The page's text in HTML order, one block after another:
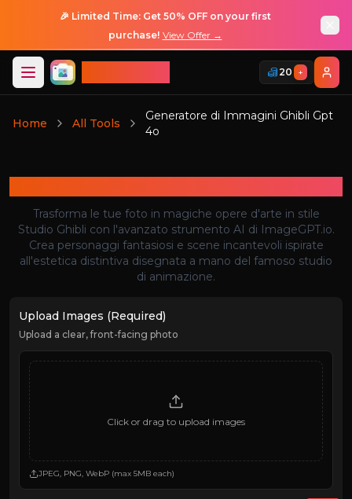
🎉 Limited Time: Get 50% OFF on your first
purchase! View Offer →
20 +
Home All Tools
Generatore di Immagini Ghibli Gpt
4o
Trasforma le tue foto in magiche opere d'arte in stile
Studio Ghibli con l'avanzato strumento AI di ImageGPT.io.
Crea personaggi fantasiosi e scene incantevoli ispirate
all'estetica distintiva disegnata a mano del famoso studio
di animazione.
Upload Images (Required)
Upload a clear, front-facing photo
Click or drag to upload images
JPEG, PNG, WebP (max 5MB each)